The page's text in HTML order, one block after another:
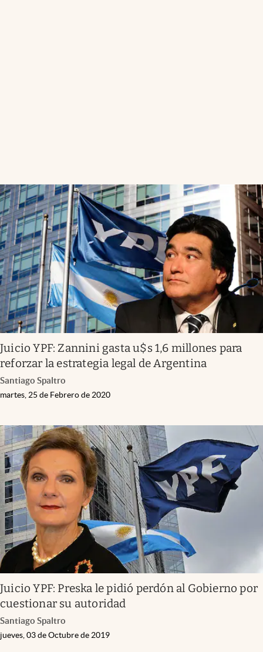
Juicio YPF: Zannini gasta u$s 1,6 millones para
reforzar la estrategia legal de Argentina
Santiago Spaltro
martes, 25 de Febrero de 2020
Juicio YPF: Preska le pidió perdón al Gobierno por
cuestionar su autoridad
Santiago Spaltro
jueves, 03 de Octubre de 2019